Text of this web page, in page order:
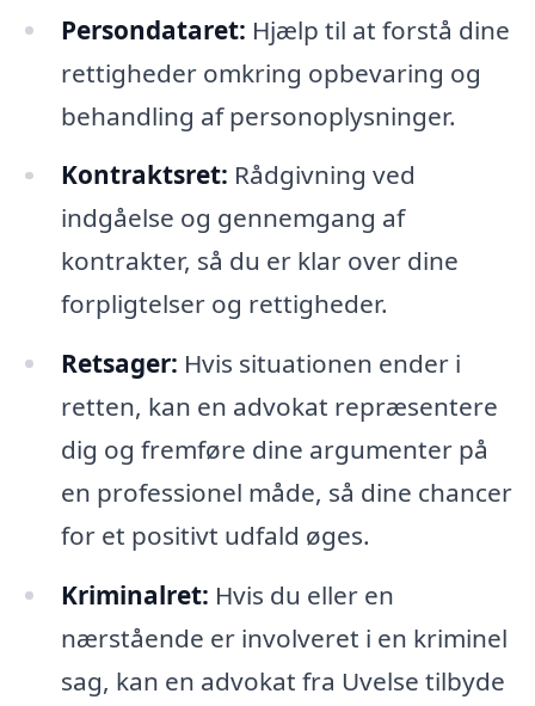
Persondataret: Hjælp til at forstå dine
rettigheder omkring opbevaring og
behandling af personoplysninger.
Kontraktsret: Rådgivning ved
indgåelse og gennemgang af
kontrakter, så du er klar over dine
forpligtelser og rettigheder.
Retsager: Hvis situationen ender i
retten, kan en advokat repræsentere
dig og fremføre dine argumenter på
en professionel måde, så dine chancer
for et positivt udfald øges.
Kriminalret: Hvis du eller en
nærstående er involveret i en kriminel
sag, kan en advokat fra Uvelse tilbyde